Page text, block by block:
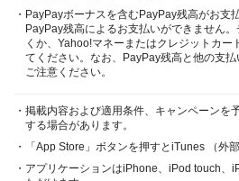
・PayPayボーナスを含むPayPay残高がお支
PayPay残高によるお支払いができません
くか、Yahoo!マネーまたはクレジットカー
てください。なお、PayPay残高と他の支
ご注意ください。
・掲載内容および適用条件、キャンペーンを
する場合があります。
・「App Store」ボタンを押すとiTunes （外
・アプリケーションはiPhone、iPod touch